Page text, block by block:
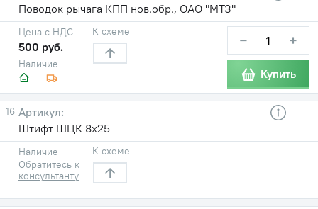
Поводок рычага КПП нов.обр., ОАО "МТЗ"
Наличие
Цена с НДС
500 руб.
К схеме − +
Купить
16
Штифт ШЦК 8х25
Наличие
Обратитесь к
консультанту
К схеме